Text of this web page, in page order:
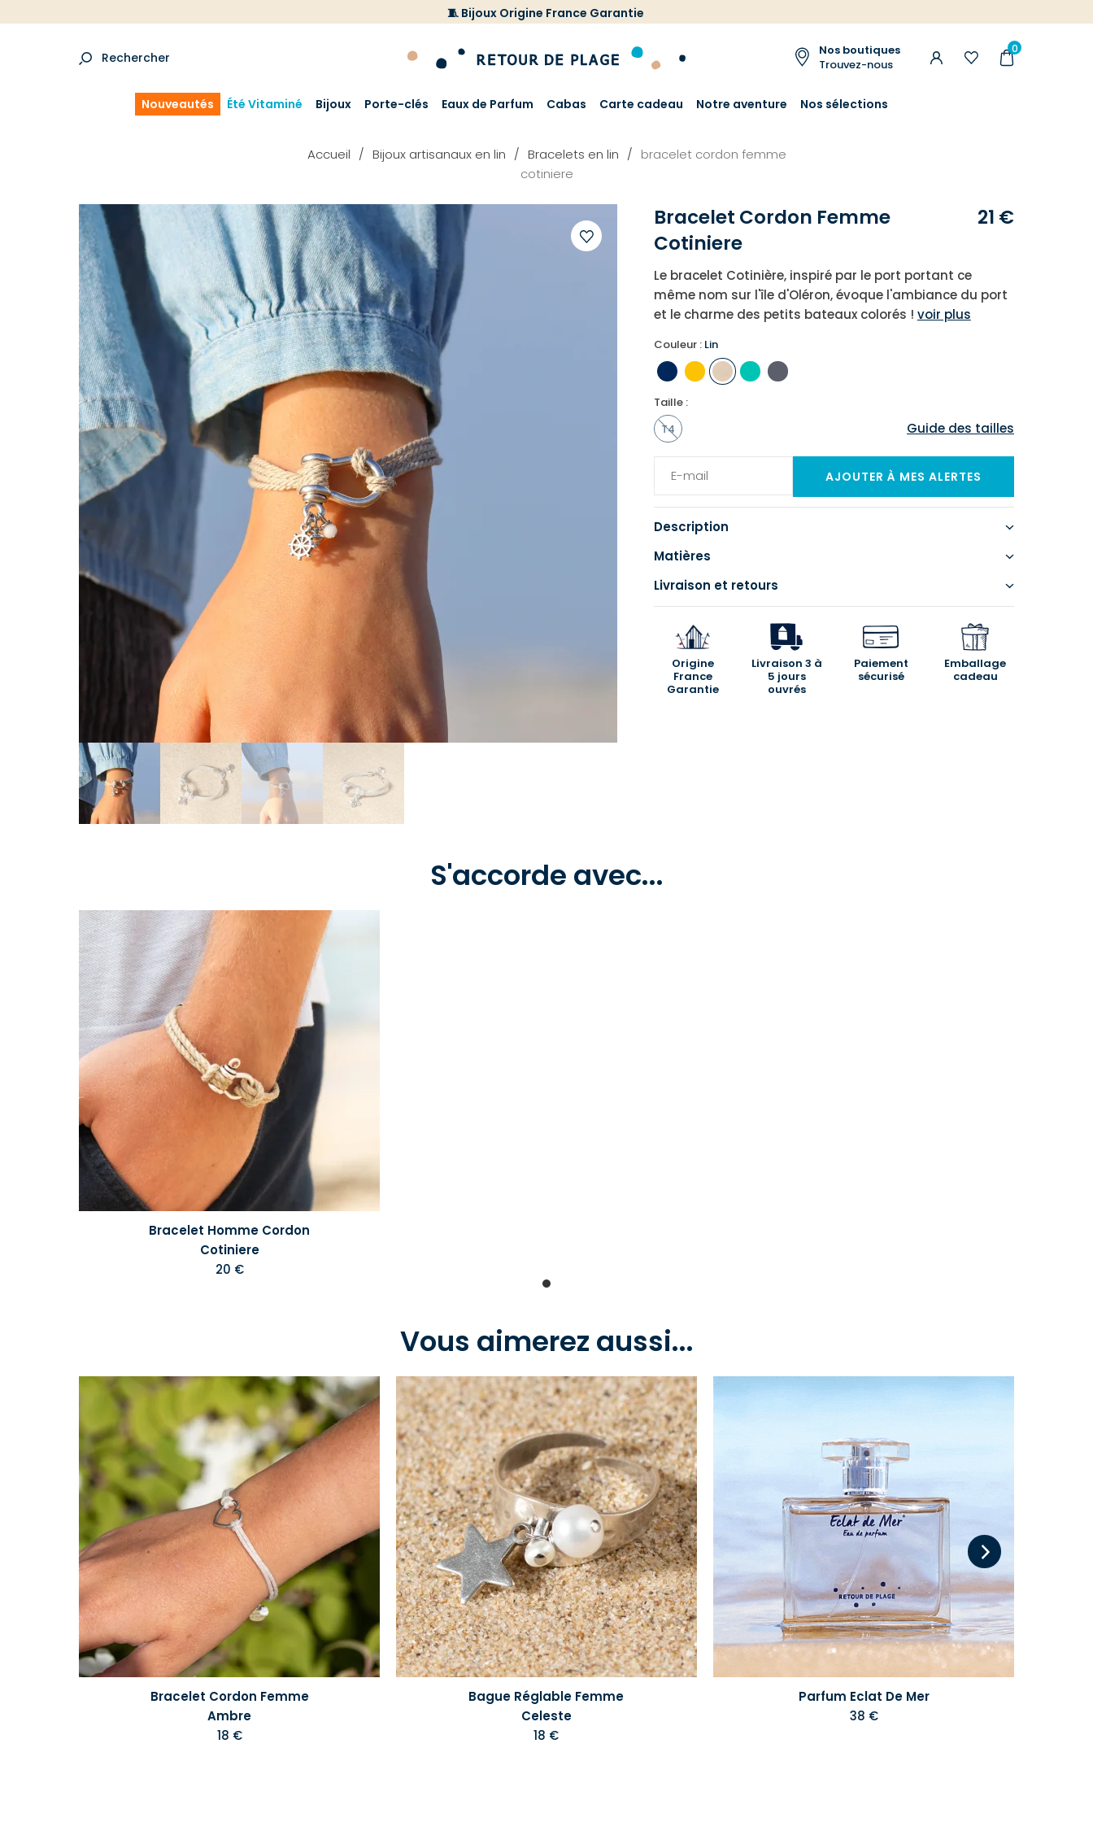
🧵 Bijoux Origine France Garantie
Rechercher
Nos boutiques
Trouvez-nous
0
Nouveautés Été Vitaminé Bijoux Porte-clés Eaux de Parfum Cabas Carte cadeau Notre aventure Nos sélections
Accueil Bijoux artisanaux en lin Bracelets en lin
bracelet cordon femme
cotiniere
Bracelet Cordon Femme
Cotiniere
21 €
Le bracelet Cotinière, inspiré par le port portant ce
même nom sur l'île d'Oléron, évoque l'ambiance du port
et le charme des petits bateaux colorés ! voir plus
Couleur : Lin
Taille :
T4
Guide des tailles
Description
Matières
Livraison et retours
Origine
France
Garantie
Livraison 3 à
5 jours
ouvrés
Paiement
sécurisé
Emballage
cadeau
S'accorde avec...
Bracelet Homme Cordon
Cotiniere
20 €
Vous aimerez aussi...
Bracelet Cordon Femme
Ambre
18 €
Bague Réglable Femme
Celeste
18 €
Parfum Eclat De Mer
38 €